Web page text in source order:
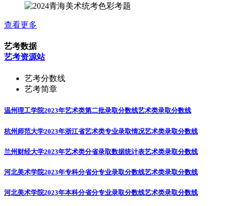
查看更多
艺考数据
艺考资源站
艺考分数线
艺考简章
温州理工学院2023年艺术类第二批录取分数线艺术类录取分数线
杭州师范大学2023年浙江省艺术类专业录取情况艺术类录取分数线
兰州财经大学2023年艺术类分省录取数据统计表艺术类录取分数线
河北美术学院2023年专科分省分专业录取分数线艺术类录取分数线
河北美术学院2023年本科分省分专业录取分数线艺术类录取分数线